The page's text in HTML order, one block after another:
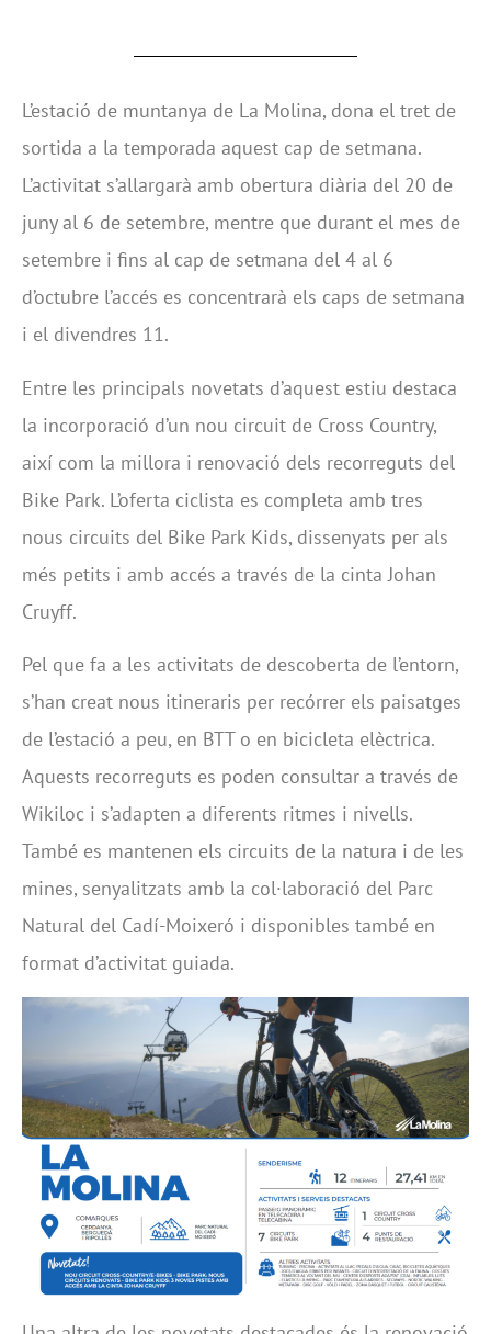
L’estació de muntanya de La Molina, dona el tret de
sortida a la temporada aquest cap de setmana.
L’activitat s’allargarà amb obertura diària del 20 de
juny al 6 de setembre, mentre que durant el mes de
setembre i fins al cap de setmana del 4 al 6
d’octubre l’accés es concentrarà els caps de setmana
i el divendres 11.
Entre les principals novetats d’aquest estiu destaca
la incorporació d’un nou circuit de Cross Country,
així com la millora i renovació dels recorreguts del
Bike Park. L’oferta ciclista es completa amb tres
nous circuits del Bike Park Kids, dissenyats per als
més petits i amb accés a través de la cinta Johan
Cruyff.
Pel que fa a les activitats de descoberta de l’entorn,
s’han creat nous itineraris per recórrer els paisatges
de l’estació a peu, en BTT o en bicicleta elèctrica.
Aquests recorreguts es poden consultar a través de
Wikiloc i s’adapten a diferents ritmes i nivells.
També es mantenen els circuits de la natura i de les
mines, senyalitzats amb la col·laboració del Parc
Natural del Cadí-Moixeró i disponibles també en
format d’activitat guiada.